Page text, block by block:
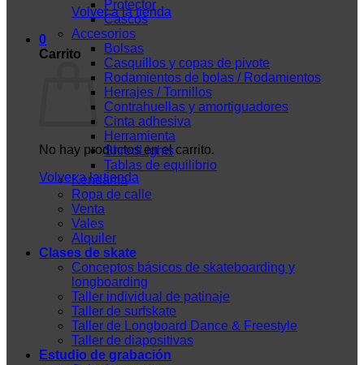
Volver a la tienda
0
Carrito
No hay productos en el carrito.
Volver a la tienda
Protector
Cascos
Accesorios
Bolsas
Casquillos y copas de pivote
Rodamientos de bolas / Rodamientos
Herrajes / Tornillos
Contrahuellas y amortiguadores
Cinta adhesiva
Herramienta
ShredLights
Tablas de equilibrio
Kendama
Ropa de calle
Venta
Vales
Alquiler
Clases de skate
Conceptos básicos de skateboarding y
longboarding
Taller individual de patinaje
Taller de surfskate
Taller de Longboard Dance & Freestyle
Taller de diapositivas
Estudio de grabación